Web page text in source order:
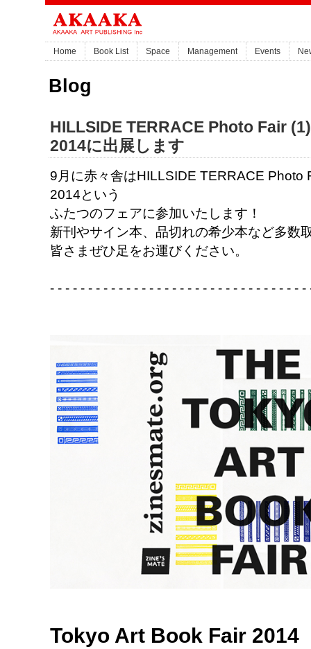
Home Book List Space Management Events
Blog
HILLSIDE TERRACE Photo Fair
2014に出展します
9月に赤々舎はHILLSIDE TERRACE Photo
2014という
ふたつのフェアに参加いたします！
新刊やサイン本、品切れの希少本など多数
皆さまぜひ足をお運びください。
- - - - - - - - - - - - - - - - - - - - - - - - - - - - - - - - -
Tokyo Art Book Fair 2014